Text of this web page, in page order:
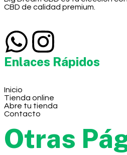
CBD de calidad premium.
Enlaces Rápidos
Inicio
Tienda online
Abre tu tienda
Contacto
Otras